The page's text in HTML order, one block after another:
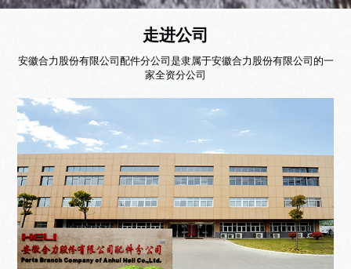
走进公司
安徽合力股份有限公司配件分公司是隶属于安徽合力股份有限公司的一
家全资分公司